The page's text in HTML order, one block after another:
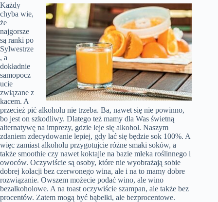
Każdy
chyba wie,
że
najgorsze
są ranki po
Sylwestrze
, a
dokładnie
samopocz
ucie
związane z
kacem. A
przecież pić alkoholu nie trzeba. Ba, nawet się nie powinno,
bo jest on szkodliwy. Dlatego też mamy dla Was świetną
alternatywę na imprezy, gdzie leje się alkohol. Naszym
zdaniem zdecydowanie lepiej, gdy lać się będzie sok 100%. A
więc zamiast alkoholu przygotujcie różne smaki soków, a
także smoothie czy nawet koktajle na bazie mleka roślinnego i
owoców. Oczywiście są osoby, które nie wyobrażają sobie
dobrej kolacji bez czerwonego wina, ale i na to mamy dobre
rozwiązanie. Owszem możecie podać wino, ale wino
bezalkoholowe. A na toast oczywiście szampan, ale także bez
procentów. Zatem mogą być bąbelki, ale bezprocentowe.